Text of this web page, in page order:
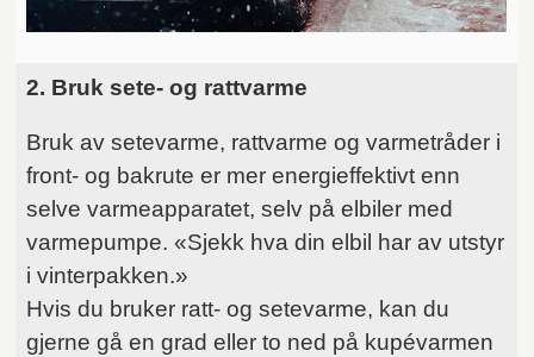
2. Bruk sete- og rattvarme
Bruk av setevarme, rattvarme og varmetråder i
front- og bakrute er mer energieffektivt enn
selve varmeapparatet, selv på elbiler med
varmepumpe. «Sjekk hva din elbil har av utstyr
i vinterpakken.»
Hvis du bruker ratt- og setevarme, kan du
gjerne gå en grad eller to ned på kupévarmen